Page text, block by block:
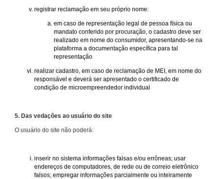
registrar reclamação em seu próprio nome:
em caso de representação legal de pessoa física ou
mandato conferido por procuração, o cadastro deve ser
realizado em nome do consumidor, apresentando-se na
plataforma a documentação específica para tal
representação
realizar cadastro, em caso de reclamação de MEI, em nome do
responsável e deverá ser apresentado o certificado de
condição de microempreendedor individual
5. Das vedações ao usuário do site
O usuário do site não poderá:
inserir no sistema informações falsas e/ou errôneas; usar
endereços de computadores, de rede ou de correio eletrônico
falsos; empregar informações parcialmente ou inteiramente